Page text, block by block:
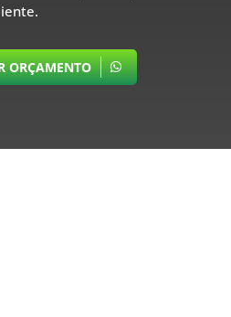
ORÇAMENTO